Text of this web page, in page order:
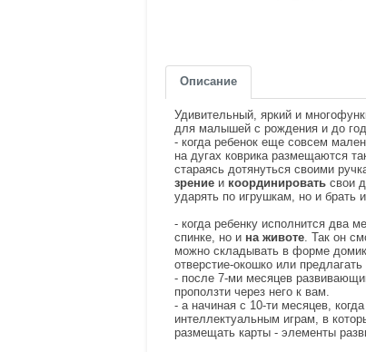
Описание
Удивительный, яркий и
для малышей с рождения и до
- когда ребенок еще совсем
на дугах коврика размещаются
стараясь дотянуться своими
зрение и координировать свои
ударять по игрушкам, но и брать
- когда ребенку исполнится два
спинке, но и на животе. Так он
можно складывать в форме
отверстие-окошко или
- после 7-ми месяцев
проползти через него к вам.
- а начиная с 10-ти месяцев,
интеллектуальным играм, в
размещать карты - элементы